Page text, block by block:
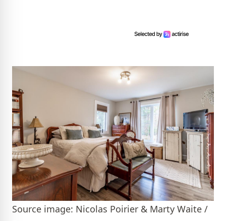
Source image: Nicolas Poirier & Marty Waite /